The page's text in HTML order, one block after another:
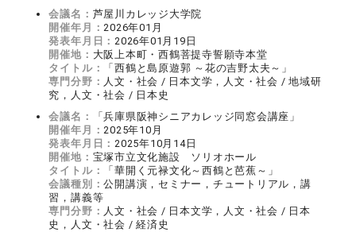
会議名： 芦屋川カレッジ大学院
開催年月：2026年01月
発表年月日：2026年01月19日
開催地： 大阪上本町・西鶴菩提寺誓願寺本堂
タイトル：
「西鶴と島原遊郭 ～花の吉野太夫～」
専門分野： 人文・社会 / 日本文学，人文・社会 / 地域研
究，人文・社会 / 日本史
会議名：
「兵庫県阪神シニアカレッジ同窓会講座」
開催年月：2025年10月
発表年月日：2025年10月14日
開催地： 宝塚市立文化施設 ソリオホール
タイトル：
「華開く元禄文化～西鶴と芭蕉～」
会議種別：公開講演，セミナー，チュートリアル，講
習，講義等
専門分野： 人文・社会 / 日本文学，人文・社会 / 日本
史，人文・社会 / 経済史